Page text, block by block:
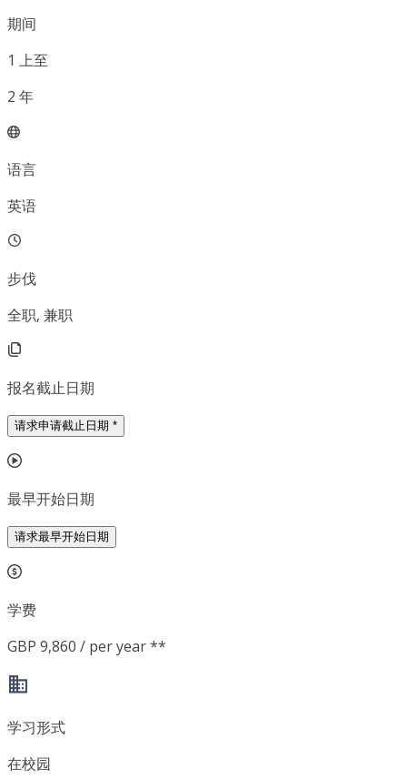
期间
1 上至
2 年
语言
英语
步伐
全职, 兼职
报名截止日期
请求申请截止日期 *
最早开始日期
请求最早开始日期
学费
GBP 9,860 / per year **
学习形式
在校园